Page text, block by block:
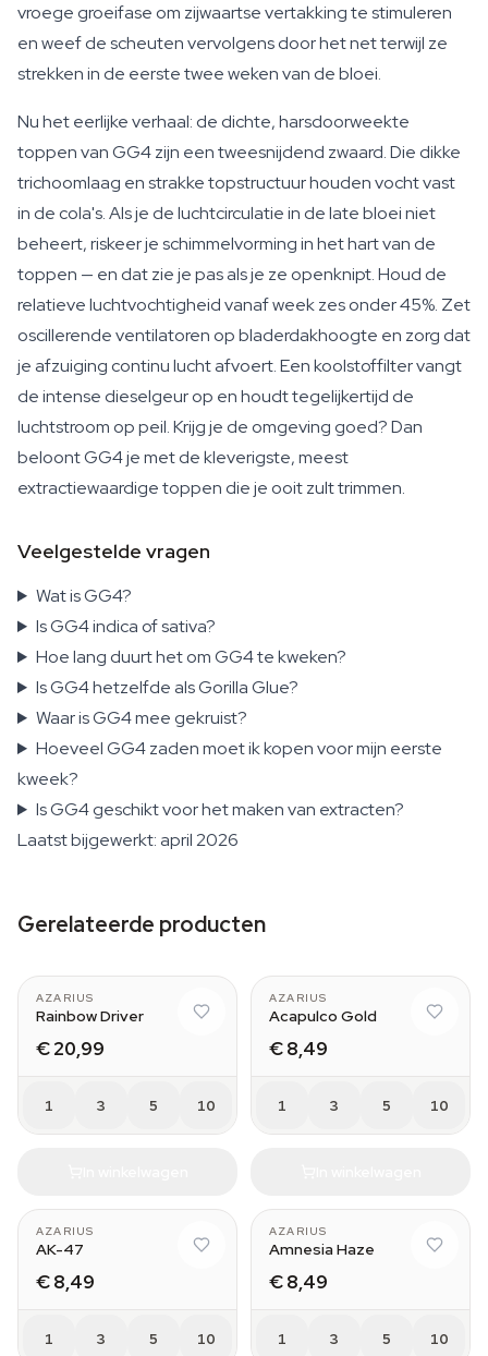
vroege groeifase om zijwaartse vertakking te stimuleren
en weef de scheuten vervolgens door het net terwijl ze
strekken in de eerste twee weken van de bloei.
Nu het eerlijke verhaal: de dichte, harsdoorweekte
toppen van GG4 zijn een tweesnijdend zwaard. Die dikke
trichoomlaag en strakke topstructuur houden vocht vast
in de cola's. Als je de luchtcirculatie in de late bloei niet
beheert, riskeer je schimmelvorming in het hart van de
toppen — en dat zie je pas als je ze openknipt. Houd de
relatieve luchtvochtigheid vanaf week zes onder 45%. Zet
oscillerende ventilatoren op bladerdakhoogte en zorg dat
je afzuiging continu lucht afvoert. Een koolstoffilter vangt
de intense dieselgeur op en houdt tegelijkertijd de
luchtstroom op peil. Krijg je de omgeving goed? Dan
beloont GG4 je met de kleverigste, meest
extractiewaardige toppen die je ooit zult trimmen.
Veelgestelde vragen
Wat is GG4?
Is GG4 indica of sativa?
Hoe lang duurt het om GG4 te kweken?
Is GG4 hetzelfde als Gorilla Glue?
Waar is GG4 mee gekruist?
Hoeveel GG4 zaden moet ik kopen voor mijn eerste
kweek?
Is GG4 geschikt voor het maken van extracten?
Laatst bijgewerkt: april 2026
Gerelateerde producten
AZARIUS
Rainbow Driver
€ 20,99
1 3 5 10
AZARIUS
Acapulco Gold
€ 8,49
1 3 5 10
AZARIUS
AK-47
€ 8,49
1 3 5 10
AZARIUS
Amnesia Haze
€ 8,49
1 3 5 10